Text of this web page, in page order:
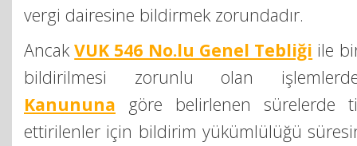
vergi dairesine bildirmek zorundadır.
AncakVUK 546 No.lu Genel Tebliği ile
bildirilmesi zorunlu olan
Kanununa göre belirlenen sürelerde
ettirilenler için bildirim yükümlülüğü